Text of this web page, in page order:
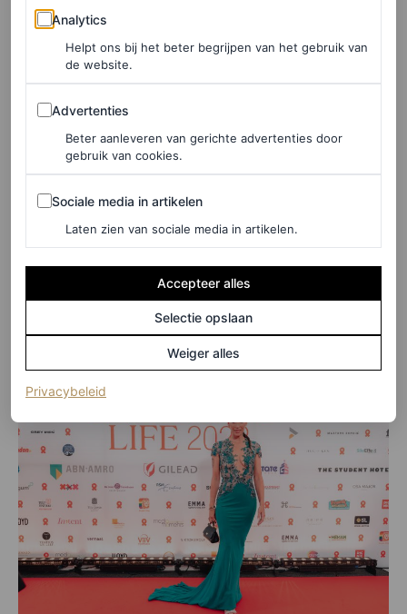
Dani van Velthoven met een vriendin
Analytics
Analytics
Helpt ons bij het beter begrijpen van het gebruik van
de website.
Advertenties
Advertenties
Beter aanleveren van gerichte advertenties door
gebruik van cookies.
Sociale media in artikelen
Sociale media in artikelen
Laten zien van sociale media in artikelen.
Accepteer alles
Selectie opslaan
Weiger alles
Privacybeleid